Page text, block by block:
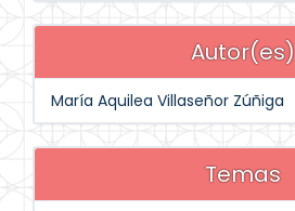
Autor(es)
María Aquilea Villaseñor Zúñiga
Temas